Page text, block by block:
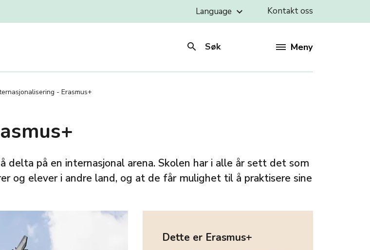
Language keyboard_arrow_down Kontakt oss
search Søk Meny
- Erasmus+
på en internasjonal arena. Skolen har i alle år sett det som
og elever i andre land, og at de får mulighet til å praktisere sine
Dette er Erasmus+